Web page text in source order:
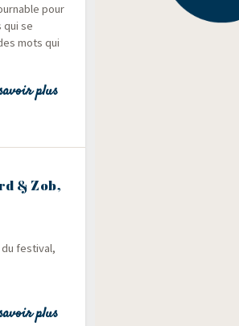
pour
qui se
mots qui
plus
& Zob,
fes­ti­val,
plus